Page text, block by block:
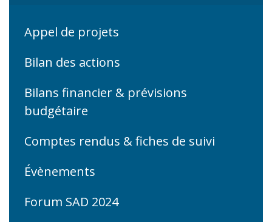
Appel de projets
Bilan des actions
Bilans financier & prévisions
budgétaire
Comptes rendus & fiches de suivi
Évènements
Forum SAD 2024